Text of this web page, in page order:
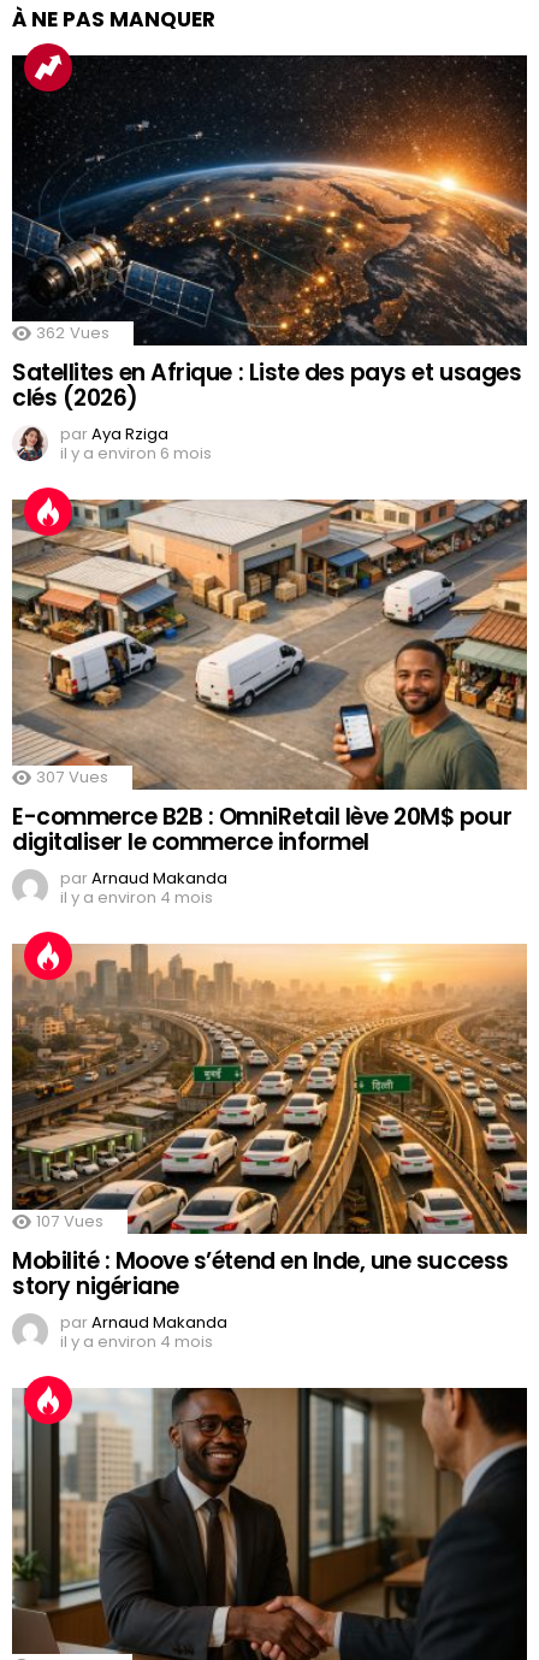
À NE PAS MANQUER
362 Vues
Satellites en Afrique : Liste des pays et usages
clés (2026)
parAya Rziga
il y a environ 6 mois
307 Vues
E-commerce B2B : OmniRetail lève 20M$ pour
digitaliser le commerce informel
parArnaud Makanda
il y a environ 4 mois
107 Vues
Mobilité : Moove s’étend en Inde, une success
story nigériane
parArnaud Makanda
il y a environ 4 mois